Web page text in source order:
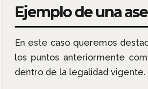
Ejemplo de una
En este caso queremos
los puntos anteriormente
dentro de la legalidad vigente.